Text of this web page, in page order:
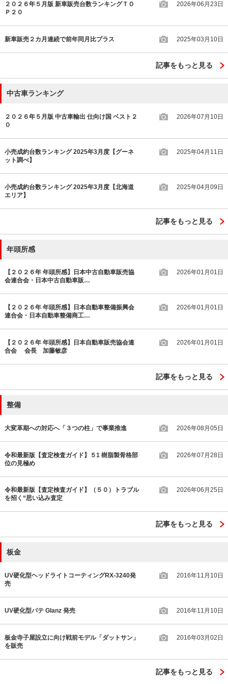
２０２６年５月版 新車販売台数ランキングＴＯ
Ｐ２０
2026年06月23日
新車販売２カ月連続で前年同月比プラス 2025年03月10日
記事をもっと見る
中古車ランキング
２０２６年５月版 中古車輸出 仕向け国 ベスト２
０
2026年07月10日
小売成約台数ランキング 2025年3月度【グーネ
ット調べ】
2025年04月11日
小売成約台数ランキング 2025年3月度【北海道
エリア】
2025年04月09日
記事をもっと見る
年頭所感
【２０２６年 年頭所感】日本中古自動車販売協
会連合会・日本中古自動車販…
2026年01月01日
【２０２６年 年頭所感】日本自動車整備振興会
連合会・日本自動車整備商工…
2026年01月01日
【２０２６年 年頭所感】日本自動車販売協会連
合会 会長 加藤敏彦
2026年01月01日
記事をもっと見る
整備
大変革期への対応へ「３つの柱」で事業推進 2026年08月05日
令和最新版【査定検査ガイド】５1 樹脂製骨格部
位の見極め
2026年07月28日
令和最新版【査定検査ガイド】（５０）トラブル
を招く“思い込み査定
2026年06月25日
記事をもっと見る
板金
UV硬化型ヘッドライトコーティングRX-3240発
売
2016年11月10日
UV硬化型パテ Glanz 発売 2016年11月10日
板金寺子屋設立に向け戦前モデル「ダットサン」
を販売
2016年03月02日
記事をもっと見る